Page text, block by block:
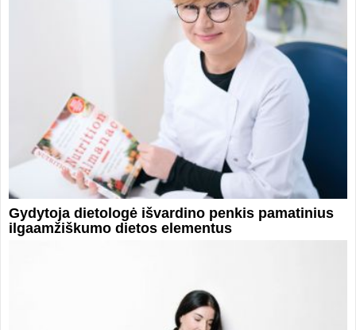
Gydytoja dietologė išvardino penkis pamatinius
ilgaamžiškumo dietos elementus